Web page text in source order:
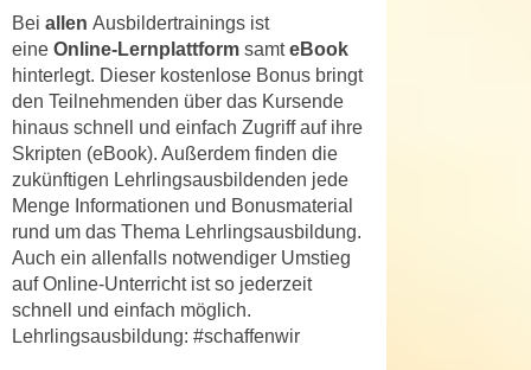
Bei allen Ausbildertrainings ist
eine Online-Lernplattform samteBook
hinterlegt. Dieser kostenlose Bonus bringt
den Teilnehmenden über das Kursende
hinaus schnell und einfach Zugriff auf ihre
Skripten (eBook). Außerdem finden die
zukünftigen Lehrlingsausbildenden jede
Menge Informationen und Bonusmaterial
rund um das Thema Lehrlingsausbildung.
Auch ein allenfalls notwendiger Umstieg
auf Online-Unterricht ist so jederzeit
schnell und einfach möglich.
Lehrlingsausbildung: #schaffenwir
k
e
s
z
u
A
n
a
l
y
s
e
n
n
S
i
e
d
e
r
C
o
o